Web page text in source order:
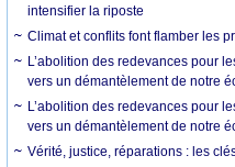
intensifier la riposte
Climat et conflits font flamber les
L’abolition des redevances pour
vers un démantèlement de notre
L’abolition des redevances pour
vers un démantèlement de notre
Vérité, justice, réparations : les